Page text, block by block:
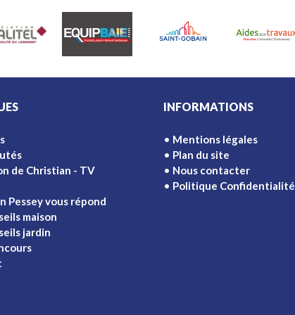
de Christian - TV
Pessey vous répond
maison
jardin
INFORMATIONS
Mentions légales
Plan du site
Nous contacter
Politique Confidentialité